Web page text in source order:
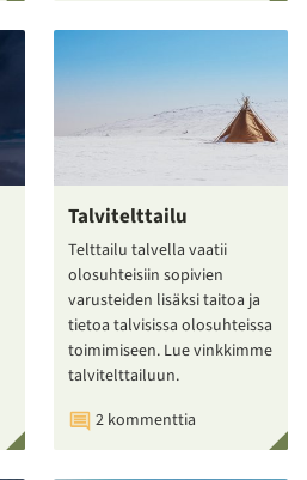
Talvitelttailu
Telttailu talvella vaatii
olosuhteisiin sopivien
varusteiden lisäksi taitoa ja
tietoa talvisissa olosuhteissa
toimimiseen. Lue vinkkimme
talvitelttailuun.
2 kommenttia